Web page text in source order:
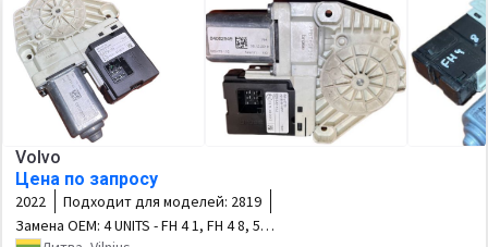
Volvo
Цена по запросу
2022 Подходит для моделей: 2819
Замена OEM: 4 UNITS - FH 4 1, FH 4 8, 5 3,